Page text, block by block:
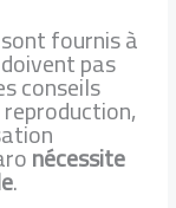
fournis à
pas
conseils
nécessite
.